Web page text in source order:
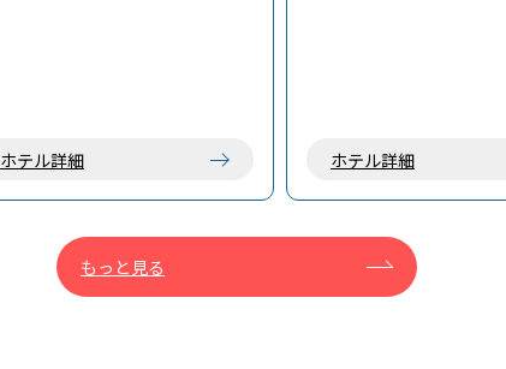
ホテル詳細 ホテル詳細
もっと見る